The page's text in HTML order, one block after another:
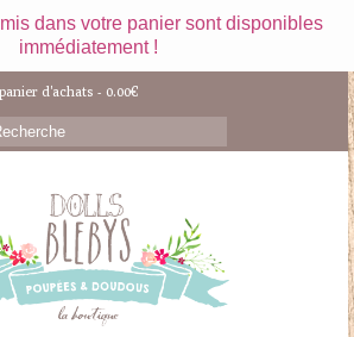
dans votre panier sont disponibles
immédiatement !
d'achats - 0.00€